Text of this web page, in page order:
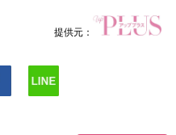
提供元：